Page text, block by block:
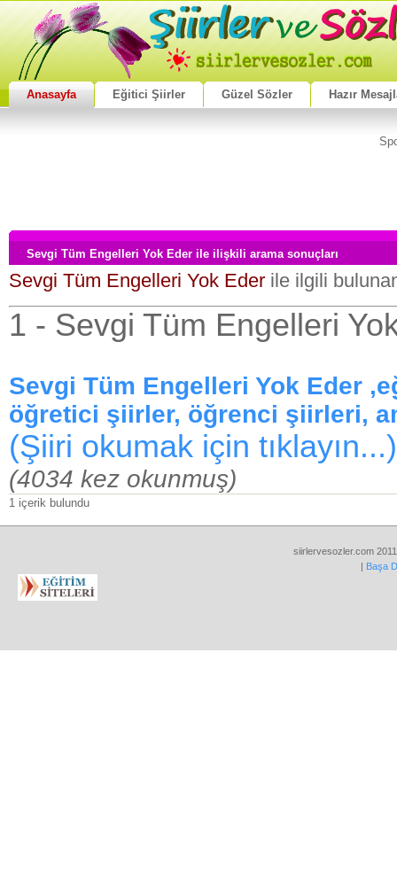
Anasayfa Eğitici Şiirler Güzel Sözler Hazır
Sevgi Tüm Engelleri Yok Eder ile ilişkili arama sonuçları
Sevgi Tüm Engelleri Yok Eder ile ilgili
1 - Sevgi Tüm Engelleri
Sevgi Tüm Engelleri Yok Eder
öğretici şiirler, öğrenci şiirleri,
(Şiiri okumak için tıklayın...)
(4034 kez okunmuş)
1 içerik bulundu
siirlervesozler.com
| Başa